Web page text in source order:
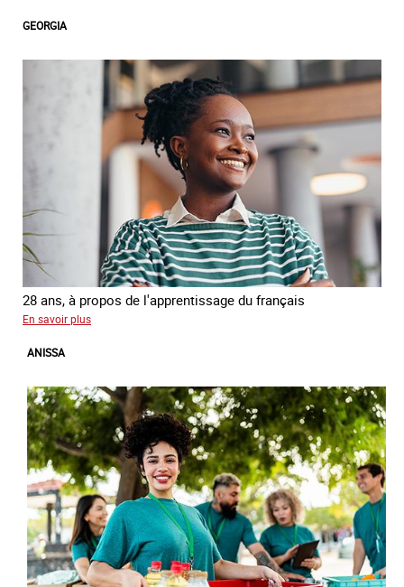
GEORGIA
28 ans, à propos de l'apprentissage du français
En savoir plus
ANISSA